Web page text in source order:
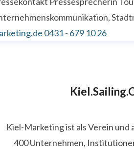
0431 - 679 10 26
Kiel-Marketing ist als Verein und
400 Unternehmen,